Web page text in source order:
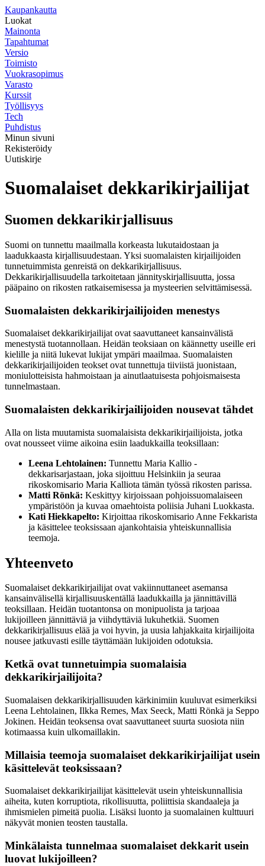
Kaupankautta
Luokat
Mainonta
Tapahtumat
Versio
Toimisto
Vuokrasopimus
Varasto
Kurssit
Työllisyys
Tech
Puhdistus
Minun sivuni
Rekisteröidy
Uutiskirje
Suomalaiset dekkarikirjailijat
Suomen dekkarikirjallisuus
Suomi on tunnettu maailmalla korkeasta lukutaidostaan ja
laadukkaasta kirjallisuudestaan. Yksi suomalaisten kirjailijoiden
tunnetuimmista genreistä on dekkarikirjallisuus.
Dekkarikirjallisuudella tarkoitetaan jännityskirjallisuutta, jossa
pääpaino on rikosten ratkaisemisessa ja mysteerien selvittämisessä.
Suomalaisten dekkarikirjailijoiden menestys
Suomalaiset dekkarikirjailijat ovat saavuttaneet kansainvälistä
menestystä tuotannollaan. Heidän teoksiaan on käännetty useille eri
kielille ja niitä lukevat lukijat ympäri maailmaa. Suomalaisten
dekkarikirjailijoiden teokset ovat tunnettuja tiiviistä juonistaan,
moniulotteisista hahmoistaan ja ainutlaatuisesta pohjoismaisesta
tunnelmastaan.
Suomalaisten dekkarikirjailijoiden nousevat tähdet
Alla on lista muutamista suomalaisista dekkarikirjailijoista, jotka
ovat nousseet viime aikoina esiin laadukkailla teoksillaan:
Leena Lehtolainen: Tunnettu Maria Kallio -
dekkarisarjastaan, joka sijoittuu Helsinkiin ja seuraa
rikoskomisario Maria Kalliota tämän työssä rikosten parissa.
Matti Rönkä: Keskittyy kirjoissaan pohjoissuomalaiseen
ympäristöön ja kuvaa omaehtoista poliisia Juhani Luokkasta.
Kati Hiekkapelto: Kirjoittaa rikoskomisario Anne Fekkarista
ja käsittelee teoksissaan ajankohtaisia yhteiskunnallisia
teemoja.
Yhteenveto
Suomalaiset dekkarikirjailijat ovat vakiinnuttaneet asemansa
kansainvälisellä kirjallisuuskentällä laadukkailla ja jännittävillä
teoksillaan. Heidän tuotantonsa on monipuolista ja tarjoaa
lukijoilleen jännittäviä ja viihdyttäviä lukuhetkiä. Suomen
dekkarikirjallisuus elää ja voi hyvin, ja uusia lahjakkaita kirjailijoita
nousee jatkuvasti esille täyttämään lukijoiden odotuksia.
Ketkä ovat tunnetuimpia suomalaisia
dekkarikirjailijoita?
Suomalaisen dekkarikirjallisuuden kärkinimiin kuuluvat esimerkiksi
Leena Lehtolainen, Ilkka Remes, Max Seeck, Matti Rönkä ja Seppo
Jokinen. Heidän teoksensa ovat saavuttaneet suurta suosiota niin
kotimaassa kuin ulkomaillakin.
Millaisia teemoja suomalaiset dekkarikirjailijat usein
käsittelevät teoksissaan?
Suomalaiset dekkarikirjailijat käsittelevät usein yhteiskunnallisia
aiheita, kuten korruptiota, rikollisuutta, poliittisia skandaaleja ja
ihmismielen pimeitä puolia. Lisäksi luonto ja suomalainen kulttuuri
näkyvät monien teosten taustalla.
Minkälaista tunnelmaa suomalaiset dekkarit usein
luovat lukijoilleen?